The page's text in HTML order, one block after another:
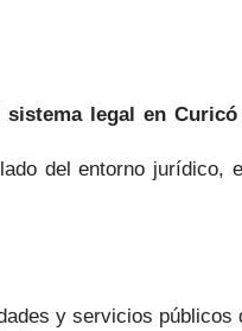
legal en Curicó
del entorno jurídico,
y servicios públicos